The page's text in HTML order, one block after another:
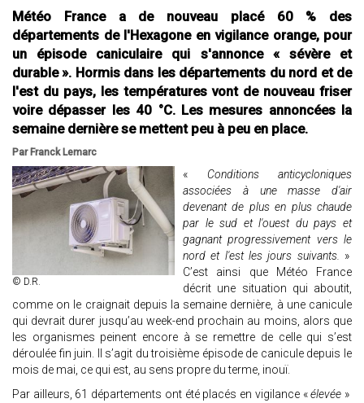
Météo France a de nouveau placé 60 % des
départements de l'Hexagone en vigilance orange, pour
un épisode caniculaire qui s'annonce « sévère et
durable ». Hormis dans les départements du nord et de
l'est du pays, les températures vont de nouveau friser
voire dépasser les 40 °C. Les mesures annoncées la
semaine dernière se mettent peu à peu en place.
Par Franck Lemarc
© D.R.
« Conditions anticycloniques
associées à une masse d'air
devenant de plus en plus chaude
par le sud et l'ouest du pays et
gagnant progressivement vers le
nord et l'est les jours suivants. »
C’est ainsi que Météo France
décrit une situation qui aboutit,
comme on le craignait depuis la semaine dernière, à une canicule
qui devrait durer jusqu’au week-end prochain au moins, alors que
les organismes peinent encore à se remettre de celle qui s’est
déroulée fin juin. Il s’agit du troisième épisode de canicule depuis le
mois de mai, ce qui est, au sens propre du terme, inouï.
Par ailleurs, 61 départements ont été placés en vigilance «élevée »